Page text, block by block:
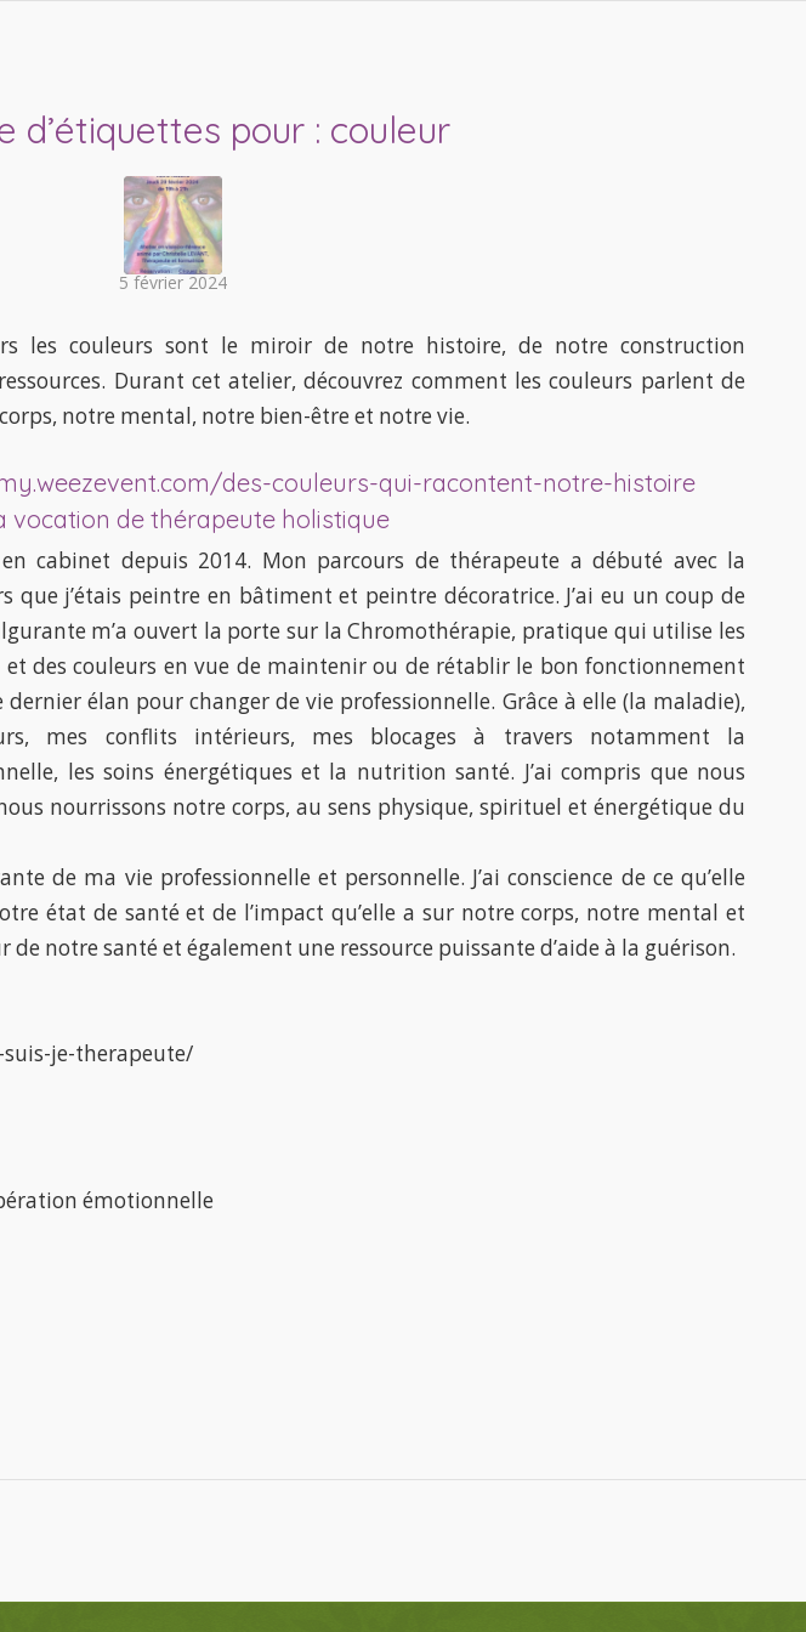
d’étiquettes pour : couleur
5 février 2024
les couleurs sont le miroir de notre histoire, de notre construction
Durant cet atelier, découvrez comment les couleurs parlent de
notre mental, notre bien-être et notre vie.
des-couleurs-qui-racontent-notre-histoire
vocation de thérapeute holistique
cabinet depuis 2014. Mon parcours de thérapeute a débuté avec la
que j’étais peintre en bâtiment et peintre décoratrice. J’ai eu un coup de
m’a ouvert la porte sur la Chromothérapie, pratique qui utilise les
des couleurs en vue de maintenir ou de rétablir le bon fonctionnement
dernier élan pour changer de vie professionnelle. Grâce à elle (la maladie),
mes conflits intérieurs, mes blocages à travers notamment la
les soins énergétiques et la nutrition santé. J’ai compris que nous
nourrissons notre corps, au sens physique, spirituel et énergétique du
de ma vie professionnelle et personnelle. J’ai conscience de ce qu’elle
état de santé et de l’impact qu’elle a sur notre corps, notre mental et
de notre santé et également une ressource puissante d’aide à la guérison.
je-therapeute/
émotionnelle